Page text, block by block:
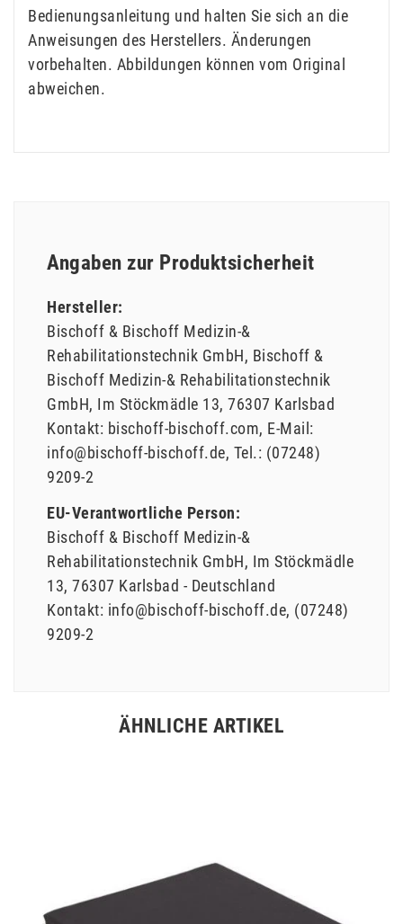
Bedienungsanleitung und halten Sie sich an die
Anweisungen des Herstellers. Änderungen
vorbehalten. Abbildungen können vom Original
abweichen.
Angaben zur Produktsicherheit
Hersteller:
Bischoff & Bischoff Medizin-&
Rehabilitationstechnik GmbH Bischoff &
Bischoff Medizin-& Rehabilitationstechnik
GmbH Im Stöckmädle 13 76307 Karlsbad
Kontakt: bischoff-bischoff.com E-Mail:
info@bischoff-bischoff.de Tel.: (07248)
9209-2
EU-Verantwortliche Person:
Bischoff & Bischoff Medizin-&
Rehabilitationstechnik GmbH Im Stöckmädle
13 76307 Karlsbad
Deutschland
Kontakt: info@bischoff-bischoff.de (07248)
9209-2
ÄHNLICHE ARTIKEL